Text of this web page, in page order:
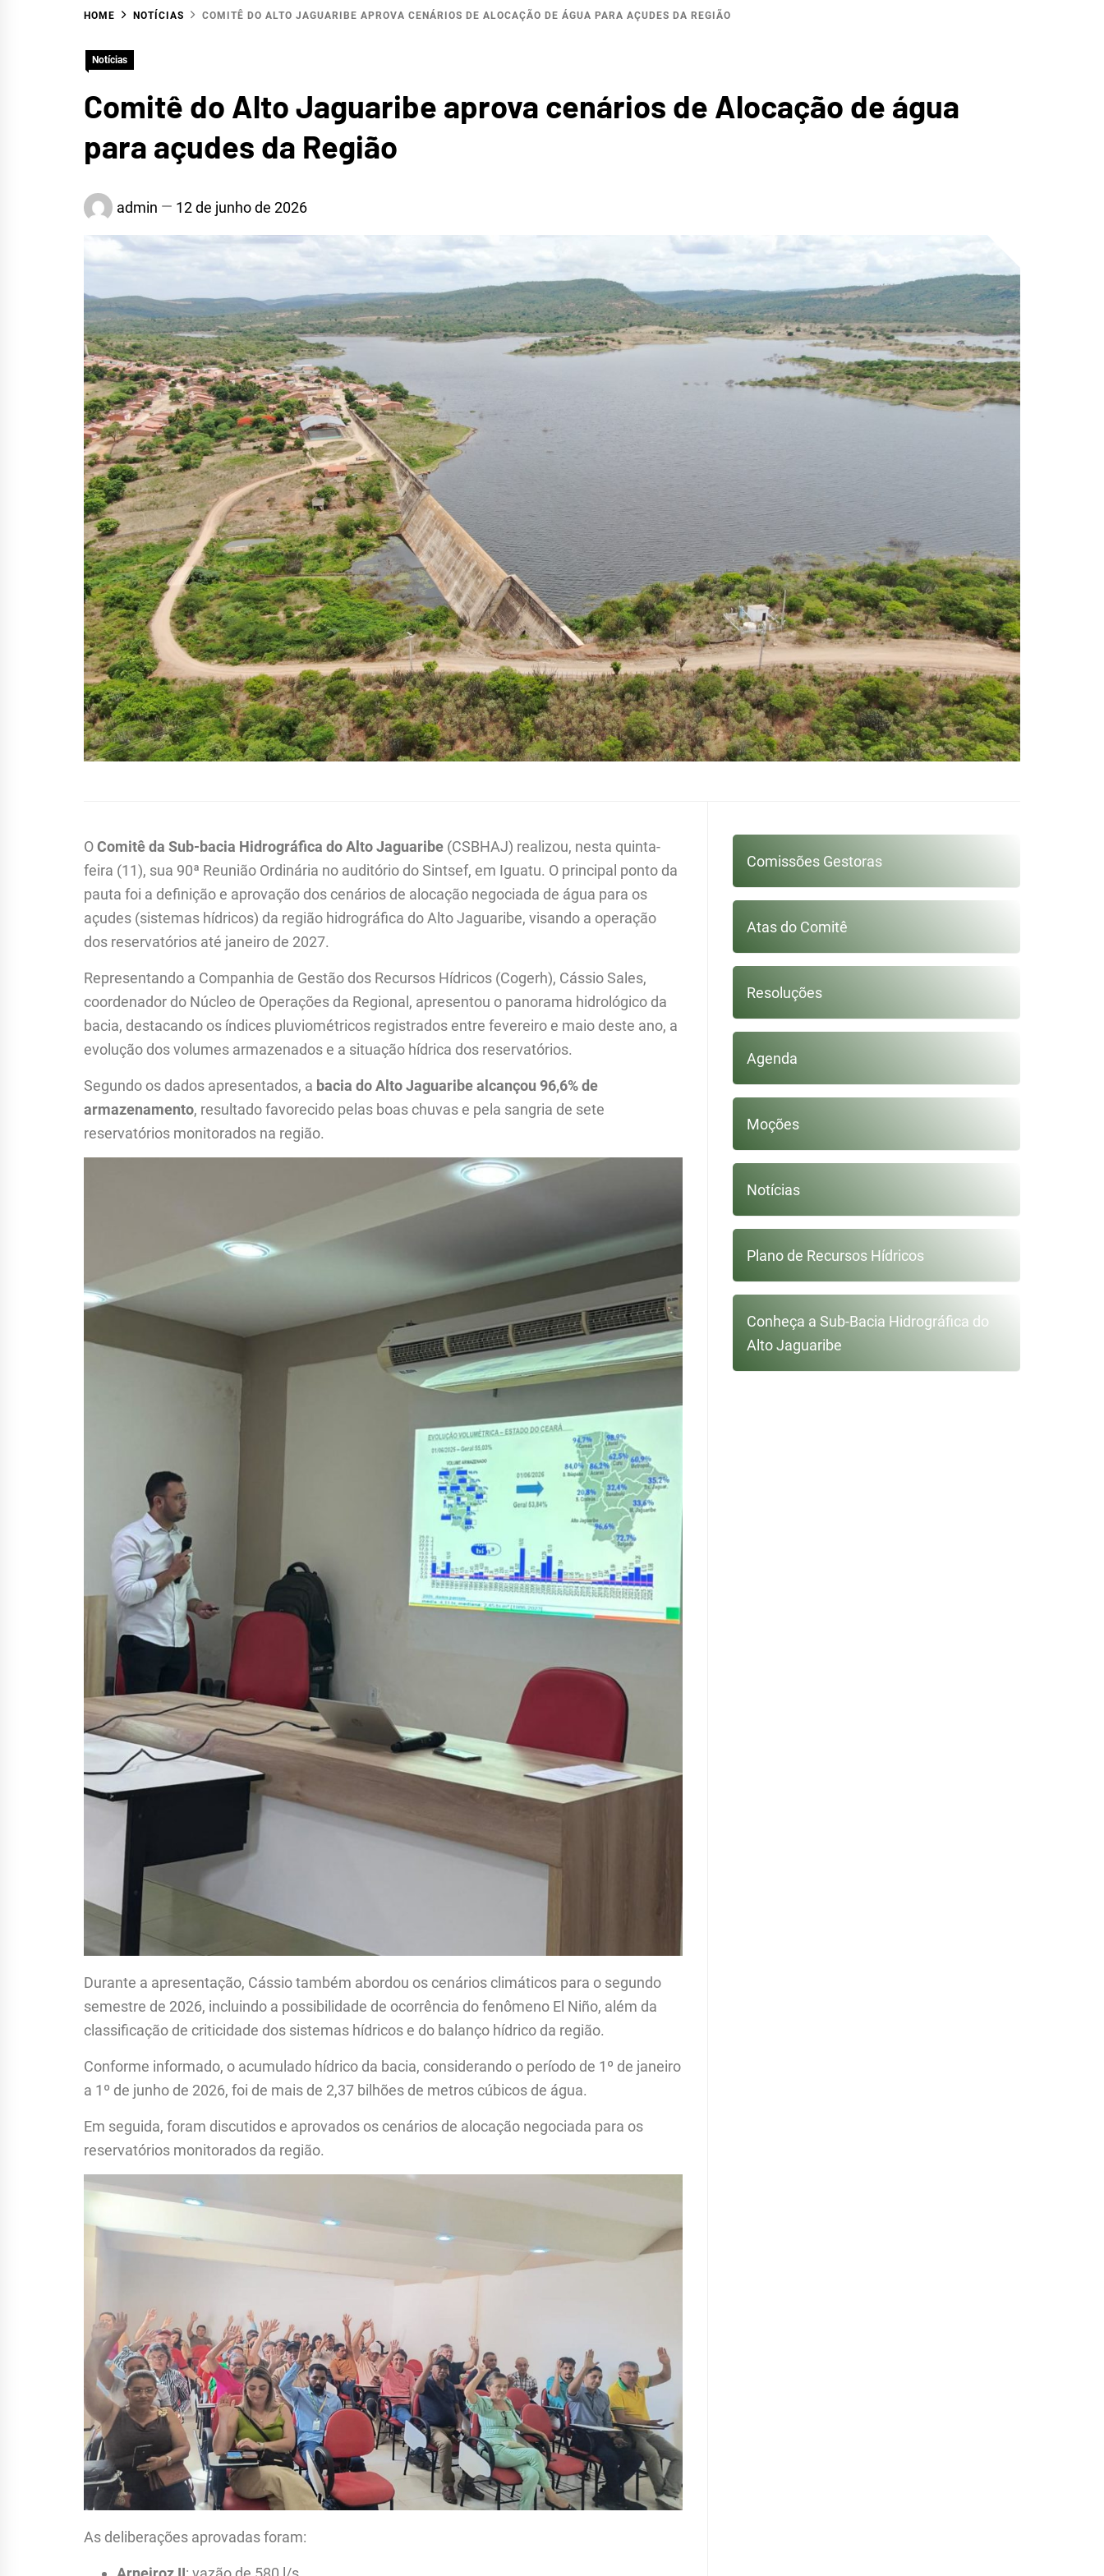
BACIA
HIDROGRÁFICA DO
ALTO DO JAGUARIBE
HOME NOTÍCIAS COMITÊ DO ALTO JAGUARIBE APROVA CENÁRIOS DE ALOCAÇÃO DE ÁGUA PARA AÇUDES DA REGIÃO
Notícias
Comitê do Alto Jaguaribe aprova cenários de Alocação de água
para açudes da Região
admin 12 de junho de 2026
OComitê da Sub-bacia Hidrográfica do Alto Jaguaribe (CSBHAJ) realizou, nesta quinta-
feira (11), sua 90ª Reunião Ordinária no auditório do Sintsef, em Iguatu. O principal ponto da
pauta foi a definição e aprovação dos cenários de alocação negociada de água para os
açudes (sistemas hídricos) da região hidrográfica do Alto Jaguaribe, visando a operação
dos reservatórios até janeiro de 2027.
Representando a Companhia de Gestão dos Recursos Hídricos (Cogerh), Cássio Sales,
coordenador do Núcleo de Operações da Regional, apresentou o panorama hidrológico da
bacia, destacando os índices pluviométricos registrados entre fevereiro e maio deste ano, a
evolução dos volumes armazenados e a situação hídrica dos reservatórios.
Segundo os dados apresentados, a bacia do Alto Jaguaribe alcançou 96,6% de
armazenamento, resultado favorecido pelas boas chuvas e pela sangria de sete
reservatórios monitorados na região.
Durante a apresentação, Cássio também abordou os cenários climáticos para o segundo
semestre de 2026, incluindo a possibilidade de ocorrência do fenômeno El Niño, além da
classificação de criticidade dos sistemas hídricos e do balanço hídrico da região.
Conforme informado, o acumulado hídrico da bacia, considerando o período de 1º de janeiro
a 1º de junho de 2026, foi de mais de 2,37 bilhões de metros cúbicos de água.
Em seguida, foram discutidos e aprovados os cenários de alocação negociada para os
reservatórios monitorados da região.
As deliberações aprovadas foram:
Comissões Gestoras
Atas do Comitê
Resoluções
Agenda
Moções
Notícias
Plano de Recursos Hídricos
Conheça a Sub-Bacia Hidrográfica do
Alto Jaguaribe